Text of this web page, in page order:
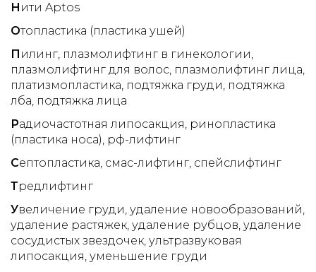
Н ити Aptos
Отопластика (пластика ушей)
П илинг плазмолифтинг в гинекологии
плазмолифтинг для волос плазмолифтинг лица
платизмопластика подтяжка груди подтяжка
лба подтяжка лица
Радиочастотная липосакция ринопластика
(пластика носа) рф-лифтинг
Септопластика смас-лифтинг спейслифтинг
Тредлифтинг
Увеличение груди удаление новообразований
удаление растяжек удаление рубцов удаление
сосудистых звездочек ультразвуковая
липосакция уменьшение груди